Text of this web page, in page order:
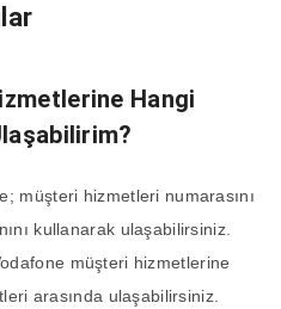
Hangi
müşteri hizmetleri numarasını
kullanarak ulaşabilirsiniz.
müşteri hizmetlerine
arasında ulaşabilirsiniz.